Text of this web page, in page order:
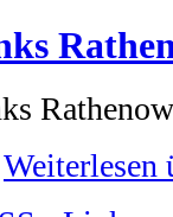
Weiterlesen